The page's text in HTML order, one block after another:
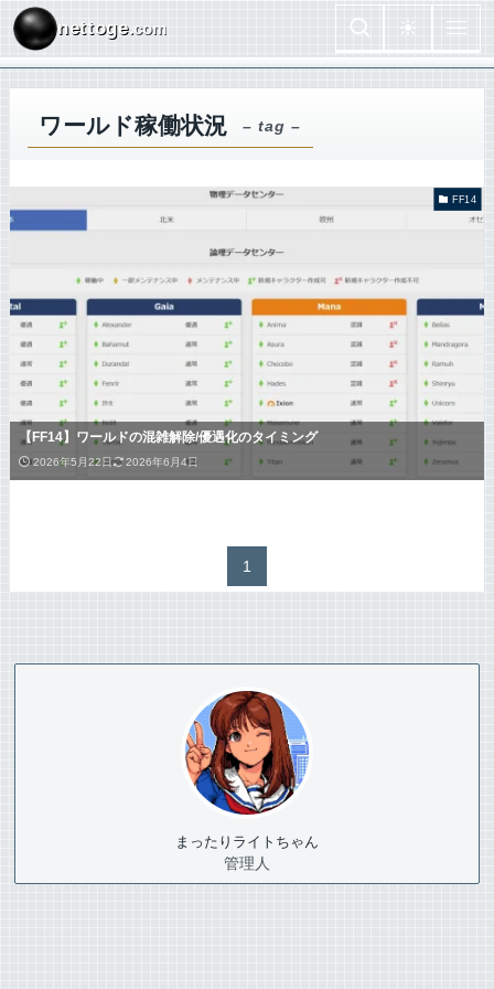
nettoge.com
ワールド稼働状況 – tag –
FF14
【FF14】ワールドの混雑解除/優遇化のタイミング
2026年5月22日 2026年6月4日
1
まったりライトちゃん
管理人